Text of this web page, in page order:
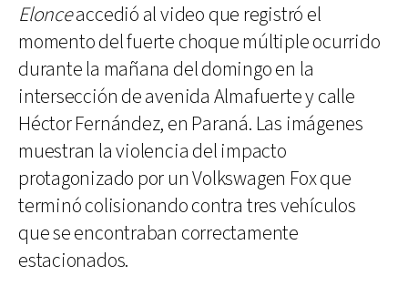
Elonceaccedió al video que registró el
momento del fuerte choque múltiple ocurrido
durante la mañana del domingo en la
intersección de avenida Almafuerte y calle
Héctor Fernández, en Paraná. Las imágenes
muestran la violencia del impacto
protagonizado por un Volkswagen Fox que
terminó colisionando contra tres vehículos
que se encontraban correctamente
estacionados.